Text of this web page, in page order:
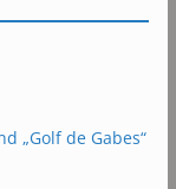
„Golf de Gabes“